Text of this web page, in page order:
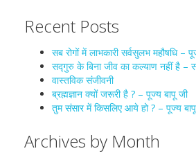
Recent Posts
सब रोगों में लाभकारी सर्वसुलभ महौषधि –
सद्गुरु के बिना जीव का कल्याण नहीं है –
वास्तविक संजीवनी
ब्रह्मज्ञान क्यों जरूरी है ? – पूज्य बापू जी
तुम संसार में किसलिए आये हो ? – पूज्य
Archives by Month